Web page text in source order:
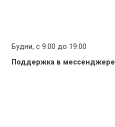
Будни, с 9:00 до 19:00
Поддержка в мессенджере